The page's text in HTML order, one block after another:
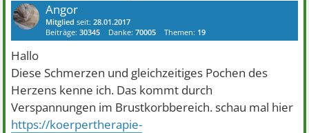
Angor
Mitglied seit:28.01.2017
Beiträge:30345 Danke:70005 Themen: 19
Hallo
Diese Schmerzen und gleichzeitiges Pochen des
Herzens kenne ich. Das kommt durch
Verspannungen im Brustkorbbereich. schau mal hier
https://koerpertherapie-